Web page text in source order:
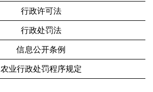
行政许可法
行政处罚法
信息公开条例
农业行政处罚程序规定